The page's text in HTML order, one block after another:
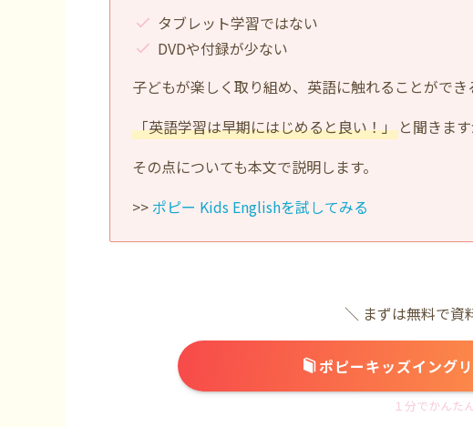
タブレット学習ではない
DVDや付録が少ない
子どもが楽しく取り組め、英語に触れることができ
「英語学習は早期にはじめると良い！」 と聞きま
その点についても本文で説明します。
>> ポピー Kids Englishを試してみる
＼ まずは無料で資
ポピーキッズイング
１分でかんた